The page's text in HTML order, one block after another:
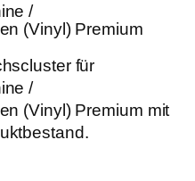
/
(Vinyl) Premium
für
/
(Vinyl) Premium mit